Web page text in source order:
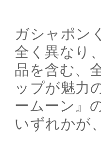
ガシャポン
全く異なり
品を含む、
ップが魅力
ームーン』
いずれかが